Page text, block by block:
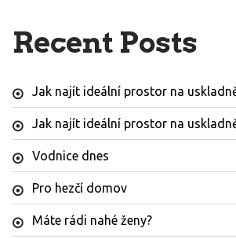
Recent Posts
Jak najít ideální prostor na
Jak najít ideální prostor na
Vodnice dnes
Pro hezčí domov
Máte rádi nahé ženy?